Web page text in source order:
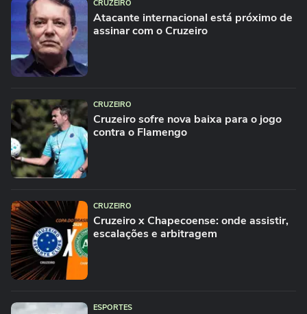
CRUZEIRO
Atacante internacional está próximo de
assinar com o Cruzeiro
CRUZEIRO
Cruzeiro sofre nova baixa para o jogo
contra o Flamengo
CRUZEIRO
Cruzeiro x Chapecoense: onde assistir,
escalações e arbitragem
ESPORTES